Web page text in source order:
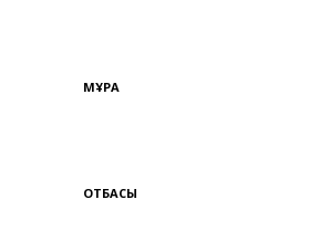
МҰРА
ОТБАСЫ